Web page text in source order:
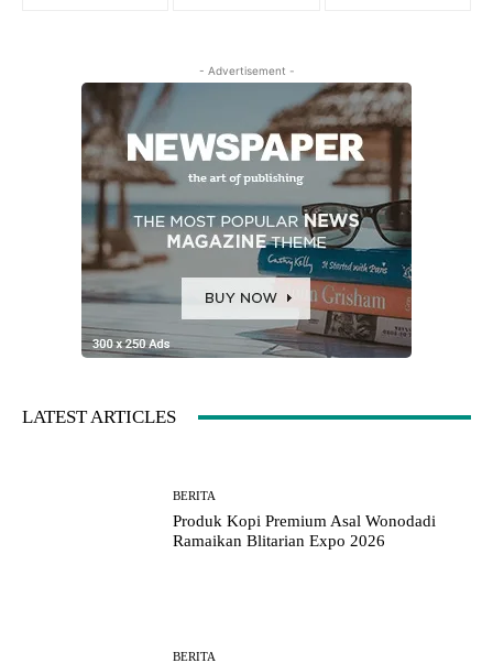
- Advertisement -
LATEST ARTICLES
BERITA
Produk Kopi Premium Asal Wonodadi
Ramaikan Blitarian Expo 2026
BERITA